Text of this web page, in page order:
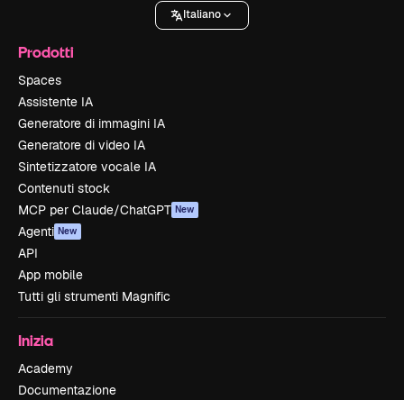
Italiano
Prodotti
Spaces
Assistente IA
Generatore di immagini IA
Generatore di video IA
Sintetizzatore vocale IA
Contenuti stock
MCP per Claude/ChatGPT New
Agenti New
API
App mobile
Tutti gli strumenti Magnific
Inizia
Academy
Documentazione